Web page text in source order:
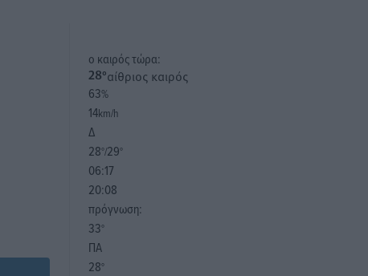
o καιρός τώρα:
28°αίθριος καιρός
63%
14km/h
Δ
28°/29°
06:17
20:08
πρόγνωση:
33°
ΠΑ
28°